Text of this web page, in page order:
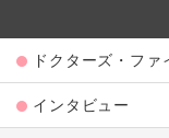
ドクターズ・ファ
インタビュー